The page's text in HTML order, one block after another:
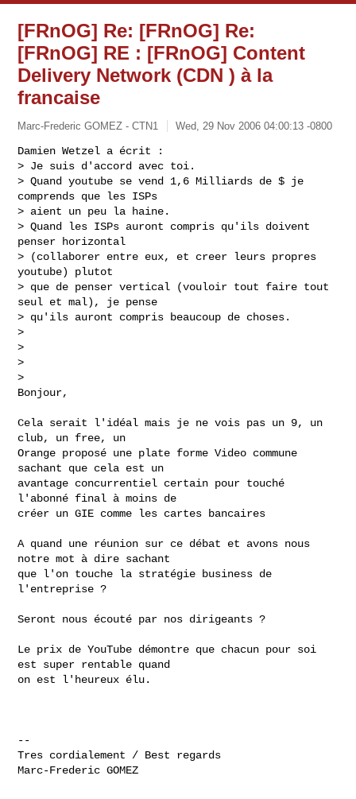
[FRnOG] Re: [FRnOG] Re:
[FRnOG] RE : [FRnOG] Content
Delivery Network (CDN ) à la
francaise
Marc-Frederic GOMEZ - CTN1 Wed, 29 Nov 2006 04:00:13 -0800
Damien Wetzel a écrit :
> Je suis d'accord avec toi.
> Quand youtube se vend 1,6 Milliards de $ je
comprends que les ISPs
> aient un peu la haine.
> Quand les ISPs auront compris qu'ils doivent
penser horizontal
> (collaborer entre eux, et creer leurs propres
youtube) plutot
> que de penser vertical (vouloir tout faire tout
seul et mal), je pense
> qu'ils auront compris beaucoup de choses.
>
>
>
>
Bonjour,
Cela serait l'idéal mais je ne vois pas un 9, un
club, un free, un
Orange proposé une plate forme Video commune
sachant que cela est un
avantage concurrentiel certain pour touché
l'abonné final à moins de
créer un GIE comme les cartes bancaires
A quand une réunion sur ce débat et avons nous
notre mot à dire sachant
que l'on touche la stratégie business de
l'entreprise ?
Seront nous écouté par nos dirigeants ?
Le prix de YouTube démontre que chacun pour soi
est super rentable quand
on est l'heureux élu.
--
Tres cordialement / Best regards
Marc-Frederic GOMEZ